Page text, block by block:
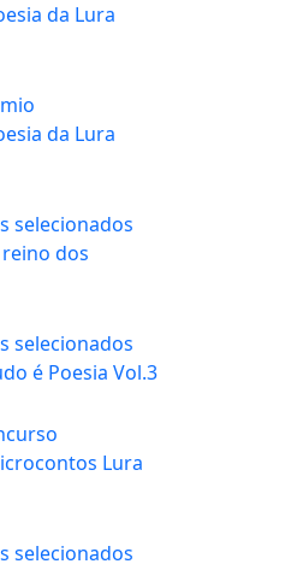
da Lura
da Lura
selecionados
dos
selecionados
é Poesia Vol.3
Lura
selecionados